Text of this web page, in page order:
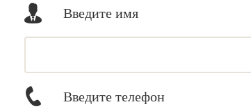
Введите имя
Введите телефон